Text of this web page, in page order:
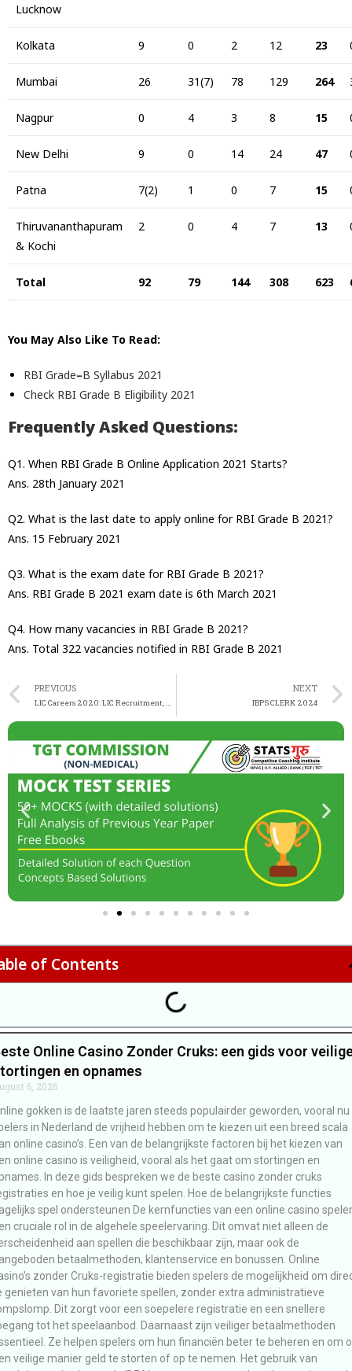
Lucknow
Kolkata 9 0 2 12 23
Mumbai 26 31(7) 78 129 264
Nagpur 0 4 3 8 15
New Delhi 9 0 14 24 47
Patna 7(2) 1 0 7 15
Thiruvananthapuram
& Kochi
2 0 4 7 13
Total 92 79 144 308 623
You May Also Like To Read:
RBI Grade–B Syllabus 2021
Check RBI Grade B Eligibility 2021
Frequently Asked Questions:
Q1. When RBI Grade B Online Application 2021 Starts?
Ans. 28th January 2021
Q2. What is the last date to apply online for RBI Grade B 2021?
Ans. 15 February 2021
Q3. What is the exam date for RBI Grade B 2021?
Ans. RBI Grade B 2021 exam date is 6th March 2021
Q4. How many vacancies in RBI Grade B 2021?
Ans. Total 322 vacancies notified in RBI Grade B 2021
PREVIOUS
LIC Careers 2020: LIC Recruitment, Apply Online, LIC Job Notification
NEXT
IBPS CLERK 2024
of Contents
Online Casino Zonder Cruks: een gids voor
en opnames
6, 2026
gokken is de laatste jaren steeds populairder geworden, vooral nu
in Nederland de vrijheid hebben om te kiezen uit een breed scala
online casino’s. Een van de belangrijkste factoren bij het kiezen van
online casino is veiligheid, vooral als het gaat om stortingen en
In deze gids bespreken we de beste casino zonder cruks
en hoe je veilig kunt spelen. Hoe de belangrijkste functies
spel ondersteunen De kernfuncties van een online casino
cruciale rol in de algehele speelervaring. Dit omvat niet alleen de
aan spellen die beschikbaar zijn, maar ook de
betaalmethoden, klantenservice en bonussen. Online
zonder Cruks-registratie bieden spelers de mogelijkheid om
genieten van hun favoriete spellen, zonder extra administratieve
Dit zorgt voor een soepelere registratie en een snellere
tot het speelaanbod. Daarnaast zijn veiliger betaalmethoden
Ze helpen spelers om hun financiën beter te beheren en om
veilige manier geld te storten of op te nemen. Het gebruik van